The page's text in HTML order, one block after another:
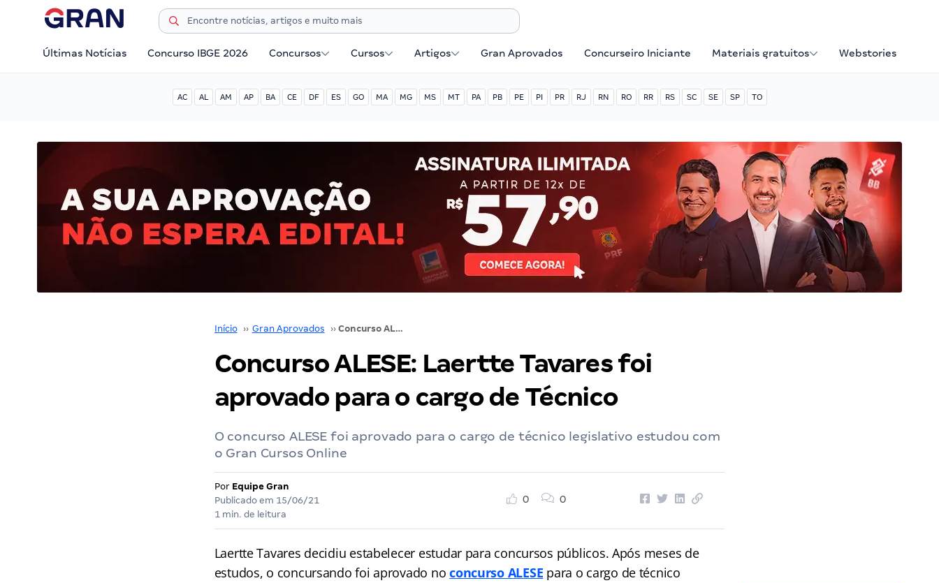
Últimas Notícias Concurso IBGE 2026 Concursos Cursos Artigos Gran Aprovados Concurseiro Iniciante Materiais gratuitos Webstories
AC AL AM AP BA CE DF ES GO MA MG MS MT PA PB PE PI PR RJ RN RO RR RS SC SE SP TO
Início ›› Gran Aprovados ›› Concurso ALESE: Laertte Tavares foi aprovado para o cargo de Técnico
Concurso ALESE: Laertte Tavares foi
aprovado para o cargo de Técnico
O concurso ALESE foi aprovado para o cargo de técnico legislativo estudou com
o Gran Cursos Online
Por Equipe Gran
Publicado em 15/06/21
1 min. de leitura
0 0
Laertte Tavares decidiu estabelecer estudar para concursos públicos. Após meses de
estudos, o concursando foi aprovado noconcurso ALESE para o cargo de técnico